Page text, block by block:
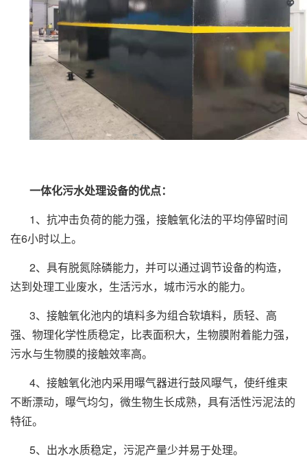
一体化污水处理设备的优点：
1、抗冲击负荷的能力强，接触氧化法的平均停留时间
在6小时以上。
2、具有脱氮除磷能力，并可以通过调节设备的构造，
达到处理工业废水，生活污水，城市污水的能力。
3、接触氧化池内的填料多为组合软填料，质轻、高
强、物理化学性质稳定，比表面积大，生物膜附着能力强，
污水与生物膜的接触效率高。
4、接触氧化池内采用曝气器进行鼓风曝气，使纤维束
不断漂动，曝气均匀，微生物生长成熟，具有活性污泥法的
特征。
5、出水水质稳定，污泥产量少并易于处理。